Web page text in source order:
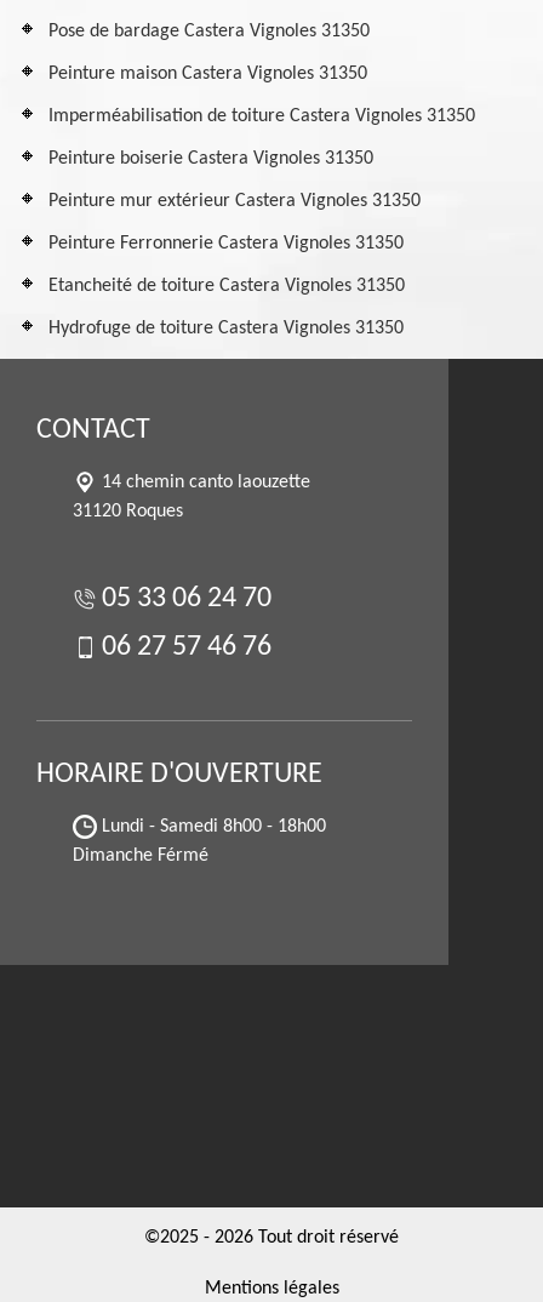
Pose de bardage Castera Vignoles 31350
Peinture maison Castera Vignoles 31350
Imperméabilisation de toiture Castera Vignoles 31350
Peinture boiserie Castera Vignoles 31350
Peinture mur extérieur Castera Vignoles 31350
Peinture Ferronnerie Castera Vignoles 31350
Etancheité de toiture Castera Vignoles 31350
Hydrofuge de toiture Castera Vignoles 31350
CONTACT
14 chemin canto laouzette
31120 Roques
05 33 06 24 70
06 27 57 46 76
HORAIRE D'OUVERTURE
Lundi - Samedi 8h00 - 18h00
Dimanche Férmé
©2025 - 2026 Tout droit réservé
Mentions légales